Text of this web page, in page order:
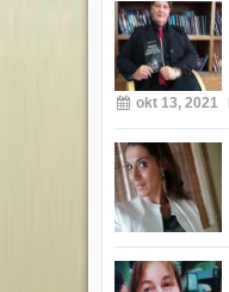
okt 13, 2021